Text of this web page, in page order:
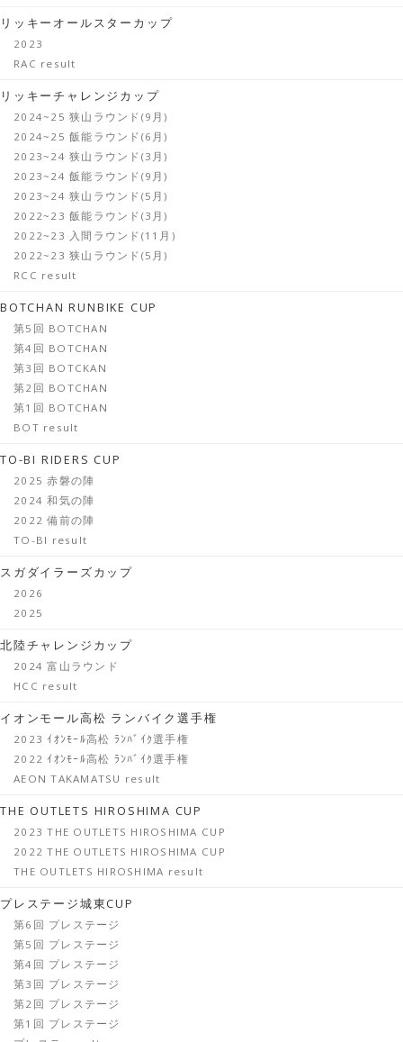
リッキーオールスターカップ
2023
RAC result
リッキーチャレンジカップ
2024~25 狭山ラウンド(9月)
2024~25 飯能ラウンド(6月)
2023~24 狭山ラウンド(3月)
2023~24 飯能ラウンド(9月)
2023~24 狭山ラウンド(5月)
2022~23 飯能ラウンド(3月)
2022~23 入間ラウンド(11月)
2022~23 狭山ラウンド(5月)
RCC result
BOTCHAN RUNBIKE CUP
第5回 BOTCHAN
第4回 BOTCHAN
第3回 BOTCKAN
第2回 BOTCHAN
第1回 BOTCHAN
BOT result
TO-BI RIDERS CUP
2025 赤磐の陣
2024 和気の陣
2022 備前の陣
TO-BI result
スガダイラーズカップ
2026
2025
北陸チャレンジカップ
2024 富山ラウンド
HCC result
イオンモール高松 ランバイク選手権
2023 ｲｵﾝﾓｰﾙ高松 ﾗﾝﾊﾞｲｸ選手権
2022 ｲｵﾝﾓｰﾙ高松 ﾗﾝﾊﾞｲｸ選手権
AEON TAKAMATSU result
THE OUTLETS HIROSHIMA CUP
2023 THE OUTLETS HIROSHIMA CUP
2022 THE OUTLETS HIROSHIMA CUP
THE OUTLETS HIROSHIMA result
プレステージ城東CUP
第6回 プレステージ
第5回 プレステージ
第4回 プレステージ
第3回 プレステージ
第2回 プレステージ
第1回 プレステージ